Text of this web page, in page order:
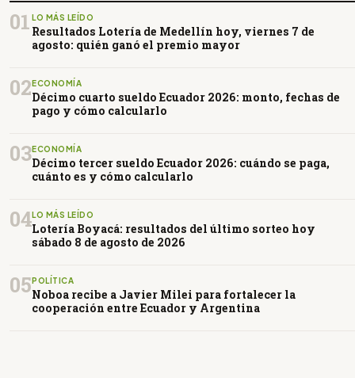
01 LO MÁS LEÍDO
Resultados Lotería de Medellín hoy, viernes 7 de
agosto: quién ganó el premio mayor
02ECONOMÍA
Décimo cuarto sueldo Ecuador 2026: monto, fechas de
pago y cómo calcularlo
03ECONOMÍA
Décimo tercer sueldo Ecuador 2026: cuándo se paga,
cuánto es y cómo calcularlo
04LO MÁS LEÍDO
Lotería Boyacá: resultados del último sorteo hoy
sábado 8 de agosto de 2026
05POLÍTICA
Noboa recibe a Javier Milei para fortalecer la
cooperación entre Ecuador y Argentina